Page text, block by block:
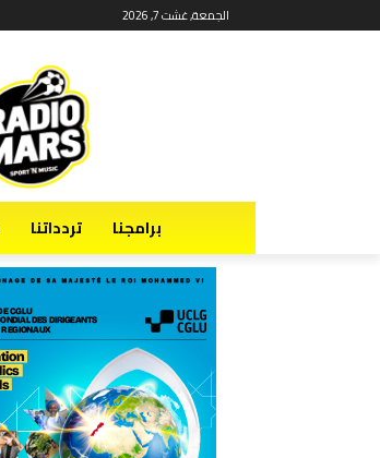
الجمعة, غشت 7, 2026
برامجنا تردداتنا